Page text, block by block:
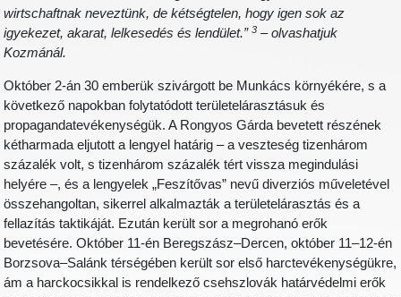
wirtschaftnak neveztünk, de kétségtelen, hogy igen sok az
igyekezet, akarat, lelkesedés és lendület.”3 – olvashatjuk
Kozmánál.
Október 2-án 30 emberük szivárgott be Munkács környékére, s a
következő napokban folytatódott területelárasztásuk és
propagandatevékenységük. A Rongyos Gárda bevetett részének
kétharmada eljutott a lengyel határig – a veszteség tizenhárom
százalék volt, s tizenhárom százalék tért vissza megindulási
helyére –, és a lengyelek „Feszítővas” nevű diverziós műveletével
összehangoltan, sikerrel alkalmazták a területelárasztás és a
fellazítás taktikáját. Ezután került sor a megrohanó erők
bevetésére. Október 11-én Beregszász–Dercen, október 11–12-én
Borzsova–Salánk térségében került sor első harctevékenységükre,
ám a harckocsikkal is rendelkező csehszlovák határvédelmi erők